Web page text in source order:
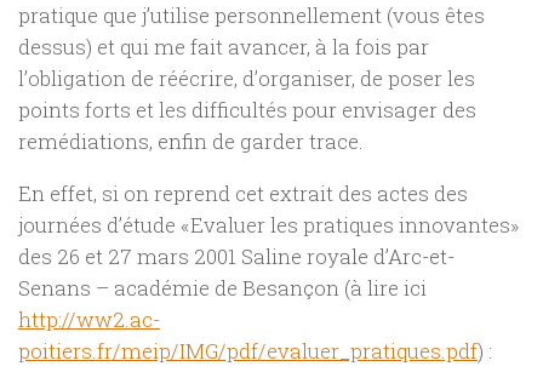
pratique que j’utilise personnellement (vous êtes
dessus) et qui me fait avancer, à la fois par
l’obligation de réécrire, d’organiser, de poser les
points forts et les difficultés pour envisager des
remédiations, enfin de garder trace.
En effet, si on reprend cet extrait des actes des
journées d’étude «Evaluer les pratiques innovantes»
des 26 et 27 mars 2001 Saline royale d’Arc-et-
Senans – académie de Besançon (à lire ici
http://ww2.ac-
poitiers.fr/meip/IMG/pdf/evaluer_pratiques.pdf) :